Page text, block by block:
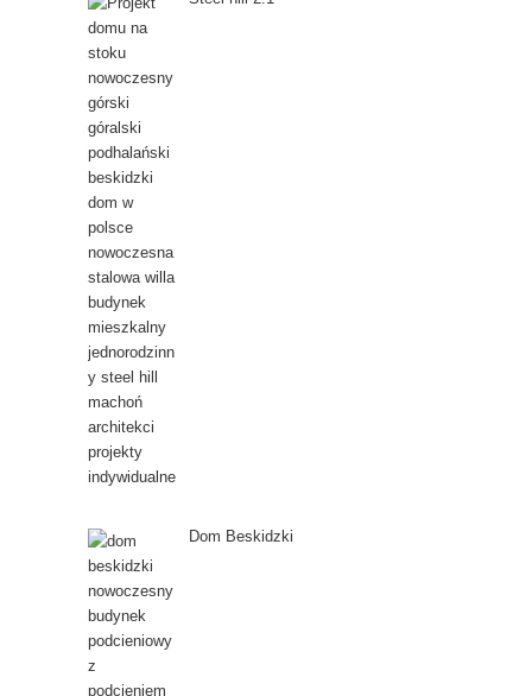
Dom Beskidzki